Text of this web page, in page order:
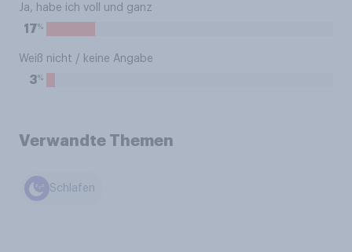
Ja, habe ich voll und ganz
17%
Weiß nicht / keine Angabe
3%
Verwandte Themen
Schlafen